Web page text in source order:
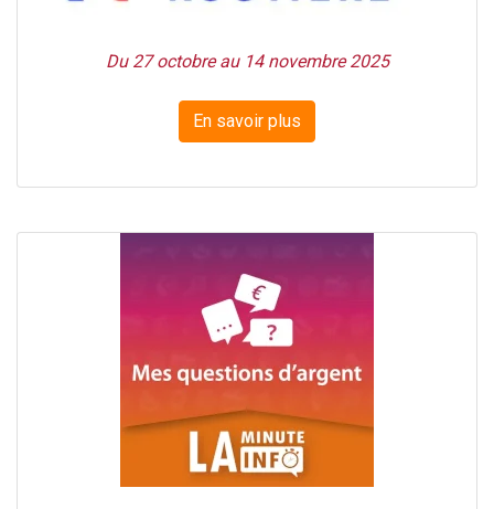
Du 27 octobre au 14 novembre 2025
En savoir plus